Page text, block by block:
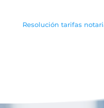
Resolución tarifas